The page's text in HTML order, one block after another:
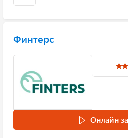
Финтерс
Онлайн